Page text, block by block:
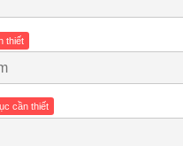
thiết
cần thiết